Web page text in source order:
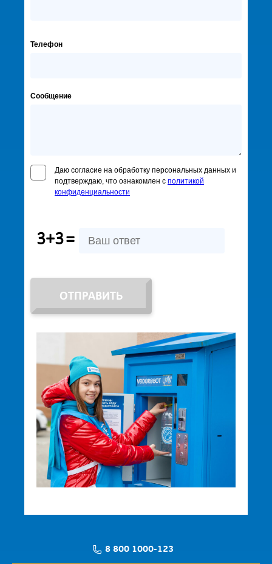
Телефон
Сообщение
Даю согласие на обработку персональных данных и
подтверждаю, что ознакомлен с политикой
конфиденциальности
3+3=
ОТПРАВИТЬ
8 800 1000-123